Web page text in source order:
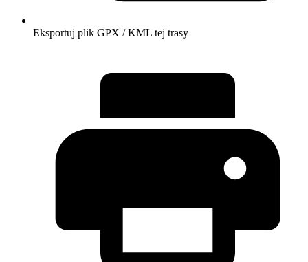
Eksportuj plik GPX / KML tej trasy